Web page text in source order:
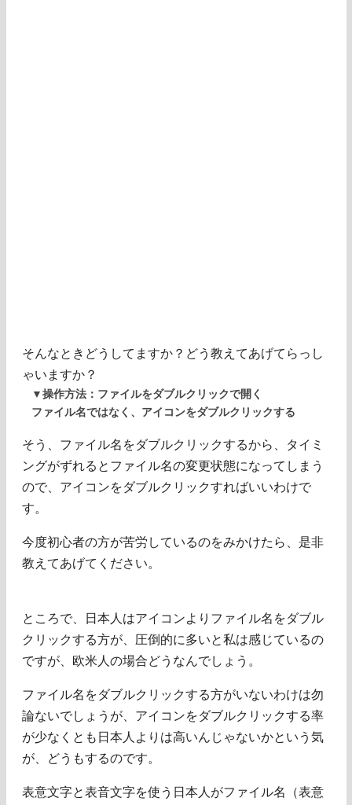
そんなときどうしてますか？どう教えてあげてらっし
ゃいますか？
▼操作方法：ファイルをダブルクリックで開く
ファイル名ではなく、アイコンをダブルクリックする
そう、ファイル名をダブルクリックするから、タイミ
ングがずれるとファイル名の変更状態になってしまう
ので、アイコンをダブルクリックすればいいわけで
す。
今度初心者の方が苦労しているのをみかけたら、是非
教えてあげてください。
ところで、日本人はアイコンよりファイル名をダブル
クリックする方が、圧倒的に多いと私は感じているの
ですが、欧米人の場合どうなんでしょう。
ファイル名をダブルクリックする方がいないわけは勿
論ないでしょうが、アイコンをダブルクリックする率
が少なくとも日本人よりは高いんじゃないかという気
が、どうもするのです。
表意文字と表音文字を使う日本人がファイル名（表意